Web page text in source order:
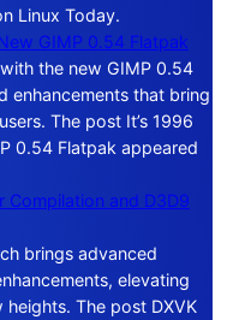
Linux Today.
GIMP 0.54 Flatpak
the new GIMP 0.54
enhancements that bring
The post It’s 1996
0.54 Flatpak appeared
Compilation and D3D9
brings advanced
elevating
The post DXVK